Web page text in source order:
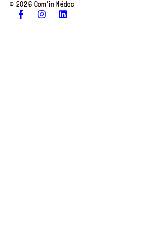
© 2026 Com’in Médoc